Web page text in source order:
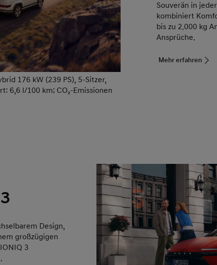
176 kW (239 PS), 5-Sitzer,
6,6 l/100 km; CO₂-Emissionen
Souverän in
kombiniert
bis zu 2.000 kg
Ansprüche.
Mehr erfahren
Design,
großzügigen
3